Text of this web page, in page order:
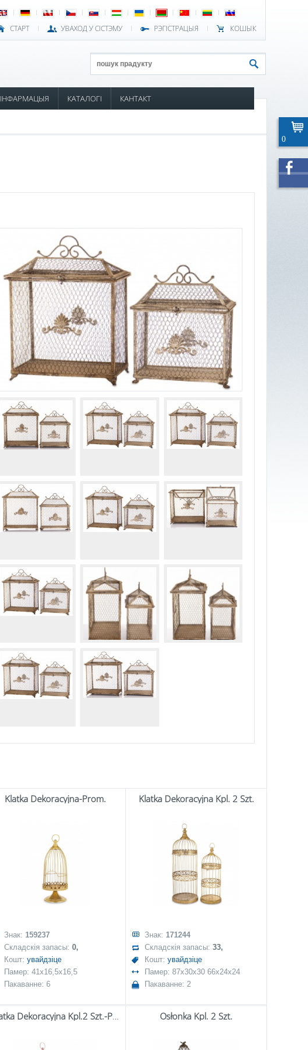
СТАРТ УВАХОД У СІСТЭМУ РЭГІСТРАЦЫЯ КОШЫК
ІНФАРМАЦЫЯ КАТАЛОГІ КАНТАКТ
Klatka Dekoracyjna-Prom.
Знак: 159237
Складскія запасы: 0,
Кошт: увайдзіце
Памер: 41x16,5x16,5
Пакаванне: 6
Klatka Dekoracyjna Kpl. 2 Szt.
Знак: 171244
Складскія запасы: 33,
Кошт: увайдзіце
Памер: 87x30x30 66x24x24
Пакаванне: 2
Klatka Dekoracyjna Kpl.2 Szt.-Prom. Osłonka Kpl. 2 Szt.
0